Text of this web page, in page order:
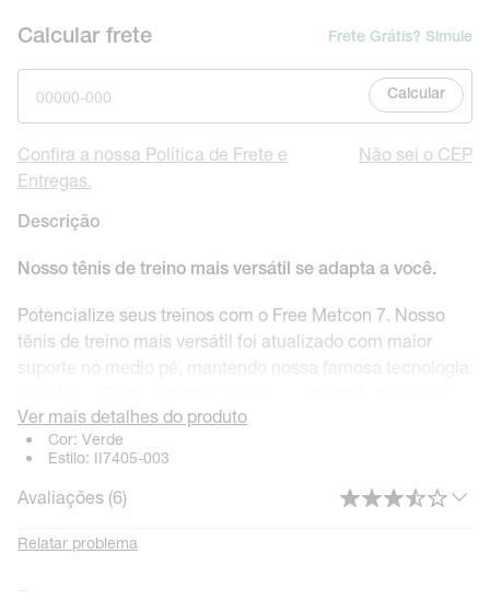
Calcular frete Frete Grátis? Simule
Calcular
Confira a nossa Política de Frete e
Entregas.
Não sei o CEP
Descrição
Nosso tênis de treino mais versátil se adapta a você.
Potencialize seus treinos com o Free Metcon 7. Nosso
tênis de treino mais versátil foi atualizado com maior
suporte no medio pé, mantendo nossa famosa tecnologia
você muda facilmente entre treinos dinâmicos e de força.
Parte de cima respirável
A parte de cima leve em tela garante conforto e
ventilação.
Ver mais detalhes do produto
Cor: Verde
Estilo: II7405-003
Avaliações (6)
Relatar problema